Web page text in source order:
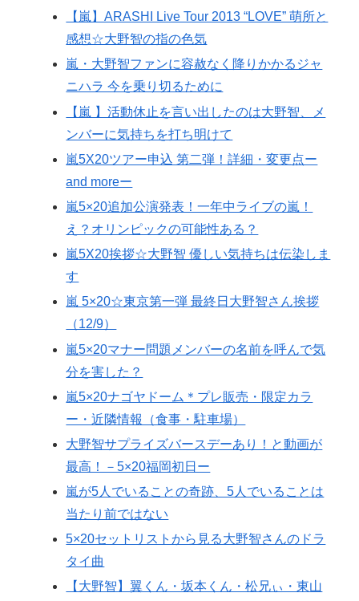
【嵐】ARASHI Live Tour 2013 “LOVE” 萌所と
感想☆大野智の指の色気
嵐・大野智ファンに容赦なく降りかかるジャ
ニハラ 今を乗り切るために
【嵐 】活動休止を言い出したのは大野智、メ
ンバーに気持ちを打ち明けて
嵐5X20ツアー申込 第二弾！詳細・変更点ー
and moreー
嵐5×20追加公演発表！一年中ライブの嵐！
え？オリンピックの可能性ある？
嵐5X20挨拶☆大野智 優しい気持ちは伝染しま
す
嵐 5×20☆東京第一弾 最終日大野智さん挨拶
（12/9）
嵐5×20マナー問題メンバーの名前を呼んで気
分を害した？
嵐5×20ナゴヤドーム＊プレ販売・限定カラ
ー・近隣情報（食事・駐車場）
大野智サプライズバースデーあり！と動画が
最高！－5×20福岡初日ー
嵐が5人でいることの奇跡、5人でいることは
当たり前ではない
5×20セットリストから見る大野智さんのドラ
タイ曲
【大野智】翼くん・坂本くん・松兄ぃ・東山